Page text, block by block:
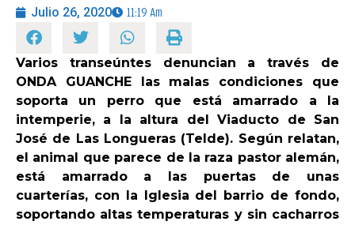
GRAN CANARIA
CANARIAS
5ª COLUMNA
CARTAS DEL DIRECTOR
ENTREVISTAS
Julio 26, 2020 11:19 Am
Varios transeúntes denuncian a través de
ONDA GUANCHE las malas condiciones que
soporta un perro que está amarrado a la
intemperie, a la altura del Viaducto de San
José de Las Longueras (Telde). Según relatan,
el animal que parece de la raza pastor alemán,
está amarrado a las puertas de unas
cuarterías, con la Iglesia del barrio de fondo,
soportando altas temperaturas y sin cacharros